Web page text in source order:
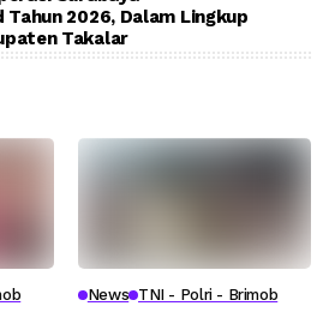
2026, Dalam Lingkup
Takalar
News TNI - Polri - Brimob